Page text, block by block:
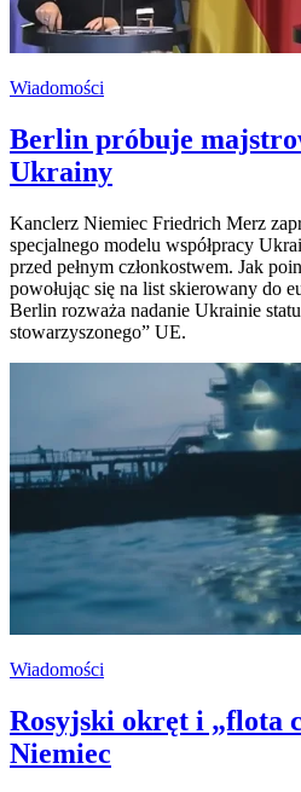
Wiadomości
Berlin próbuje
Ukrainy
Kanclerz Niemiec Friedrich Merz
specjalnego modelu współpracy
przed pełnym członkostwem. Jak
powołując się na list skierowany do
Berlin rozważa nadanie Ukrainie
stowarzyszonego” UE.
Wiadomości
Rosyjski okręt i „flota
Niemiec